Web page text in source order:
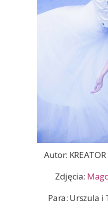
Autor:
Zdjęcia:
Para: Urszula i